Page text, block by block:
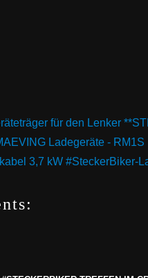
#SteckerBiker-